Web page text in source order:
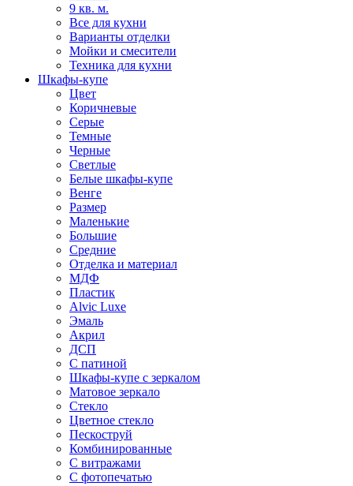
9 кв. м.
Все для кухни
Варианты отделки
Мойки и смесители
Техника для кухни
Шкафы-купе
Цвет
Коричневые
Серые
Темные
Черные
Светлые
Белые шкафы-купе
Венге
Размер
Маленькие
Большие
Средние
Отделка и материал
МДФ
Пластик
Alvic Luxe
Эмаль
Акрил
ДСП
С патиной
Шкафы-купе с зеркалом
Матовое зеркало
Стекло
Цветное стекло
Пескоструй
Комбинированные
С витражами
С фотопечатью